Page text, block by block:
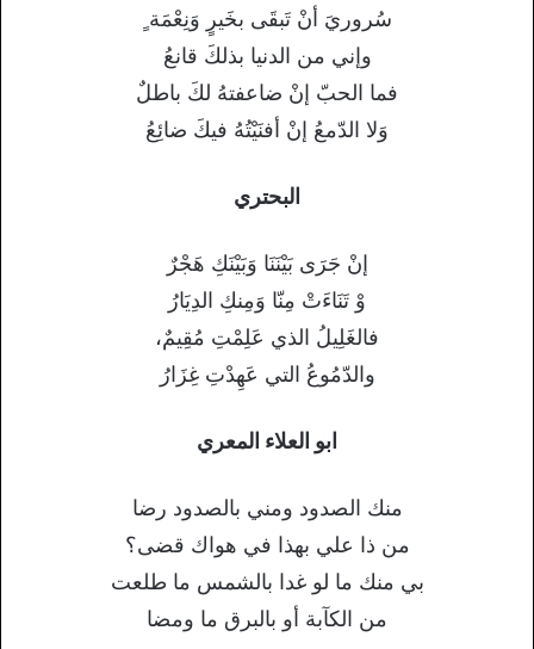
سُروريَ أنْ تَبقَى بخَيرٍ وَنِعْمَة ٍ
وإني من الدنيا بذلكَ قانعُ
فما الحبّ إنْ ضاعفتهُ لكَ باطلٌ
وَلا الدّمعُ إنْ أفنَيْتُهُ فيكَ ضائِعُ
البحتري
إنْ جَرَى بَيْنَنَا وَبَيْنَكِ هَجْرٌ
وْ تَنَاءَتْ مِنّا وَمِنكِ الدِيَارُ
فالغَلِيلُ الذي عَلِمْتِ مُقِيمٌ،
والدّمُوعُ التي عَهِدْتِ غِزَارُ
ابو العلاء المعري
منك الصدود ومني بالصدود رضا
من ذا علي بهذا في هواك قضى؟
بي منك ما لو غدا بالشمس ما طلعت
من الكآبة أو بالبرق ما ومضا